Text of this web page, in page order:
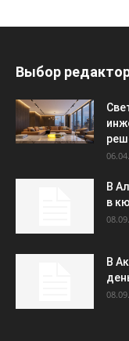
Выбор
В
в
В